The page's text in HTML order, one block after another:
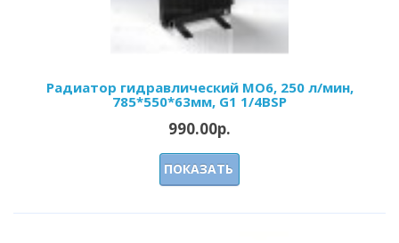
Радиатор гидравлический МО6, 250 л/мин,
785*550*63мм, G1 1/4BSP
990.00р.
ПОКАЗАТЬ